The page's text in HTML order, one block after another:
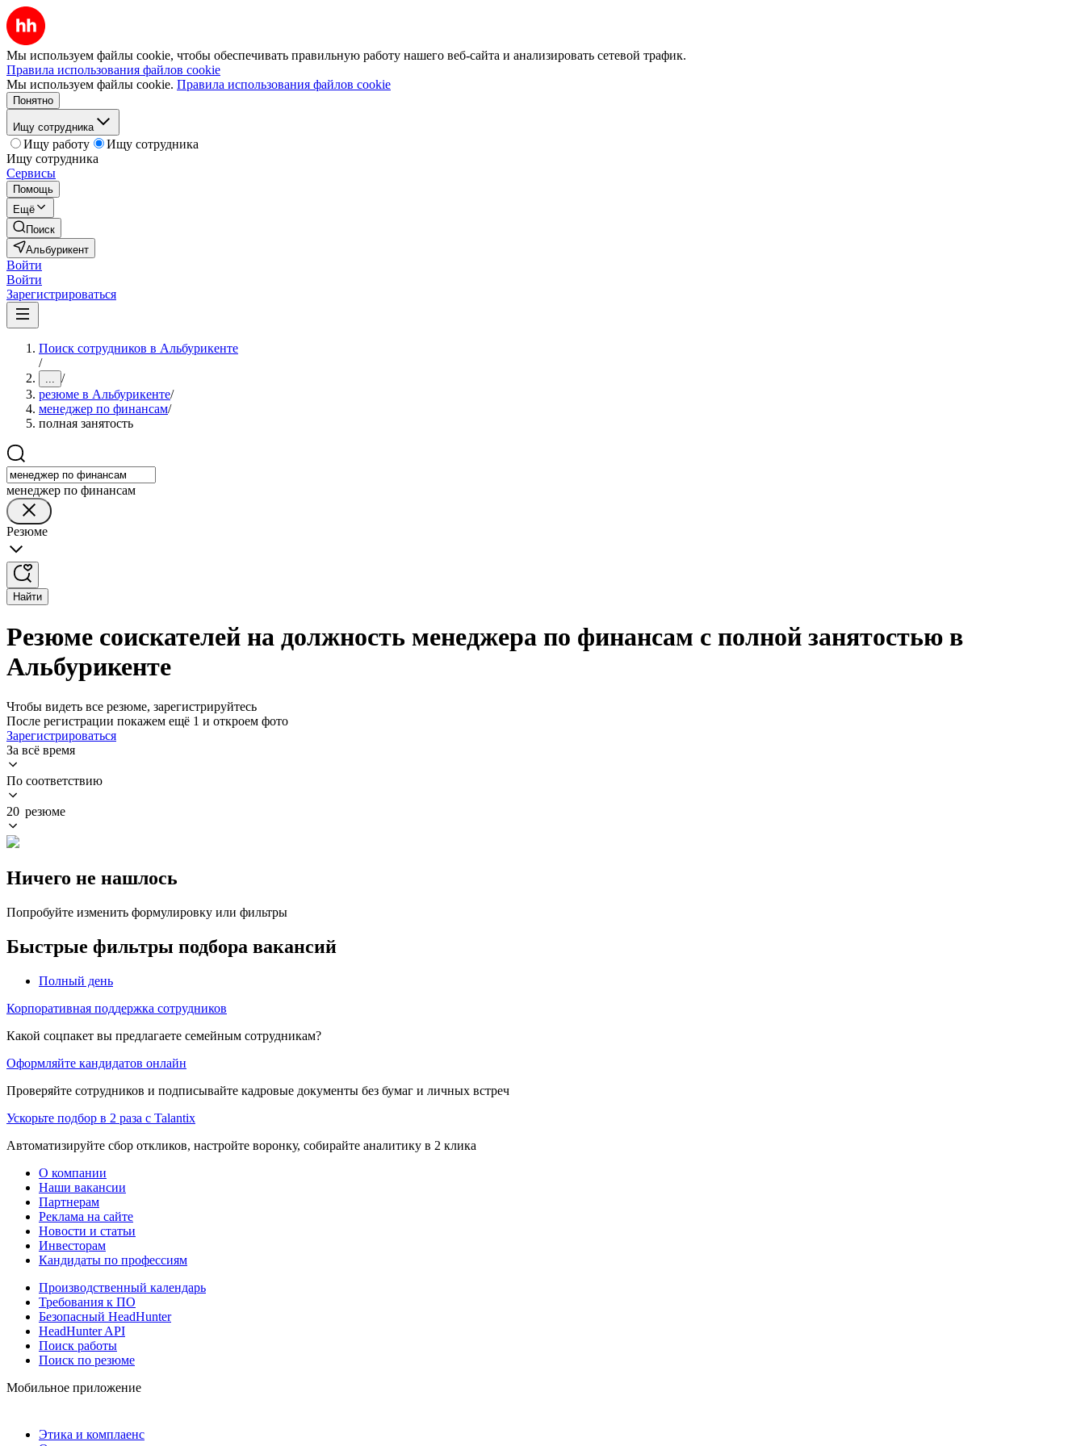
Мы используем файлы cookie, чтобы обеспечивать правильную работу нашего веб-сайта и анализировать сетевой трафик.
Правила использования файлов cookie
Мы используем файлы cookie. Правила использования файлов cookie
Понятно
Ищу сотрудника
Ищу работу
Ищу сотрудника
Ищу сотрудника
Сервисы
Помощь
Ещё
Поиск
Альбурикент
Войти
Войти
Зарегистрироваться
Поиск сотрудников в Альбурикенте
/
... /
резюме в Альбурикенте/
менеджер по финансам/
полная занятость
менеджер по финансам
Резюме
Найти
Резюме соискателей на должность менеджера по финансам с полной занятостью в
Альбурикенте
Чтобы видеть все резюме, зарегистрируйтесь
После регистрации покажем ещё 1 и откроем фото
Зарегистрироваться
За всё время
По соответствию
20 резюме
Ничего не нашлось
Попробуйте изменить формулировку или фильтры
Быстрые фильтры подбора вакансий
Полный день
Корпоративная поддержка сотрудников
Какой соцпакет вы предлагаете семейным сотрудникам?
Оформляйте кандидатов онлайн
Проверяйте сотрудников и подписывайте кадровые документы без бумаг и личных встреч
Ускорьте подбор в 2 раза с Talantix
Автоматизируйте сбор откликов, настройте воронку, собирайте аналитику в 2 клика
О компании
Наши вакансии
Партнерам
Реклама на сайте
Новости и статьи
Инвесторам
Кандидаты по профессиям
Производственный календарь
Требования к ПО
Безопасный HeadHunter
HeadHunter API
Поиск работы
Поиск по резюме
Мобильное приложение
Этика и комплаенс